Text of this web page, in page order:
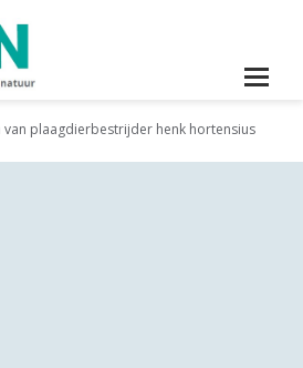
van plaagdierbestrijder henk hortensius